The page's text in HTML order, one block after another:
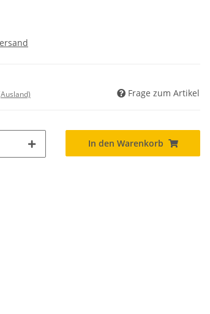
Frage zum Artikel
In den Warenkorb